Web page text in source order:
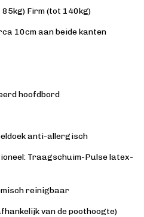
Firm (tot 140kg)
10cm aan beide kanten
hoofdbord
anti-allergisch
Traagschuim-Pulse latex-
reinigbaar
van de poothoogte)